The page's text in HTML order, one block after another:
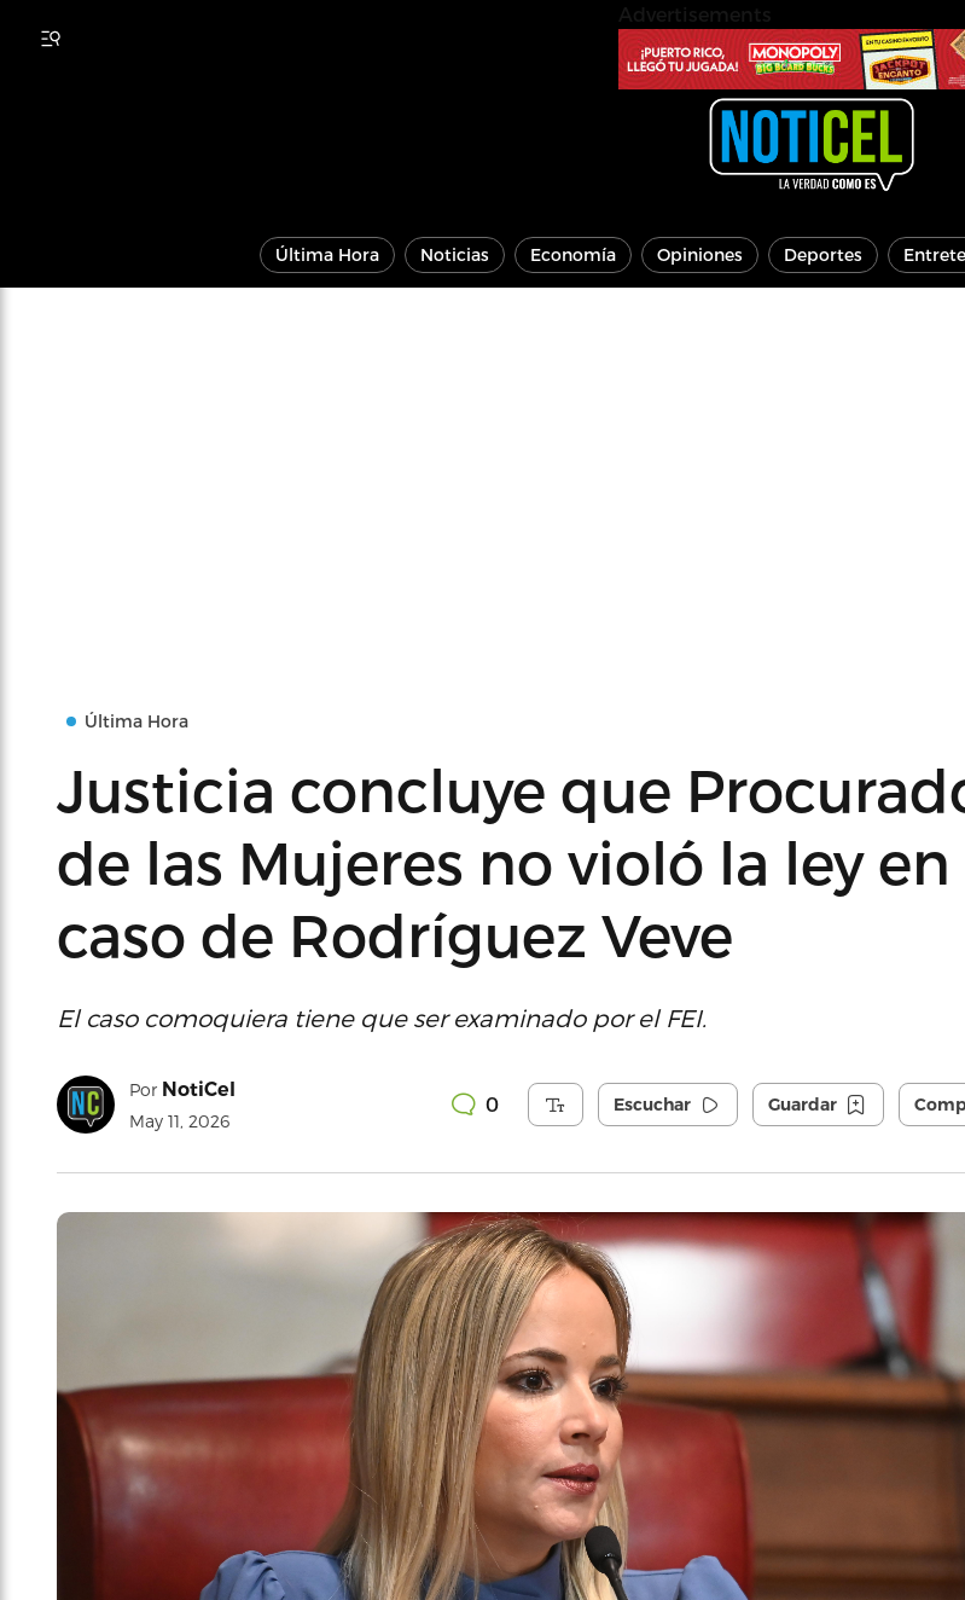
Última Hora Noticias Economía Opiniones Deportes
Última Hora
Justicia concluye que
de las Mujeres no violó la ley en
caso de Rodríguez Veve
El caso comoquiera tiene que ser examinado por el FEI.
Por NotiCel
May 11, 2026
0 Escuchar Guardar